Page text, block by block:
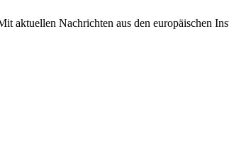
aktuellen Nachrichten aus den europäischen